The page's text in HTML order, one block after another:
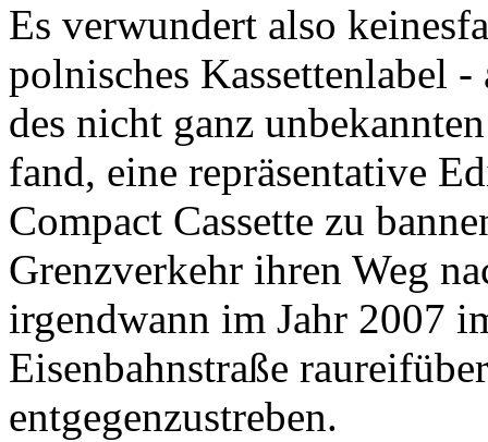
Es verwundert also
polnisches Kassettenlabel
des nicht ganz
fand, eine repräsentative
Compact Cassette zu
Grenzverkehr ihren Weg
irgendwann im Jahr 2007
Eisenbahnstraße
entgegenzustreben.